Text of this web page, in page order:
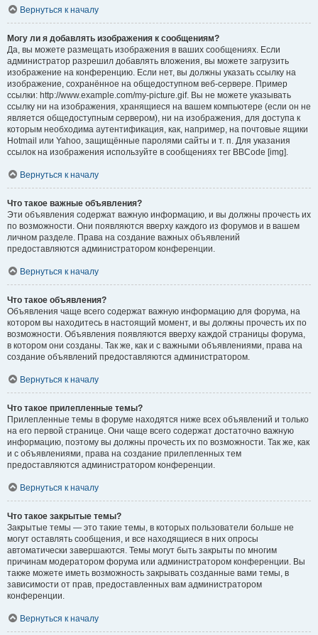
Вернуться к началу
Могу ли я добавлять изображения к сообщениям?
Да, вы можете размещать изображения в ваших сообщениях. Если
администратор разрешил добавлять вложения, вы можете загрузить
изображение на конференцию. Если нет, вы должны указать ссылку на
изображение, сохранённое на общедоступном веб-сервере. Пример
ссылки: http://www.example.com/my-picture.gif. Вы не можете указывать
ссылку ни на изображения, хранящиеся на вашем компьютере (если он не
является общедоступным сервером), ни на изображения, для доступа к
которым необходима аутентификация, как, например, на почтовые ящики
Hotmail или Yahoo, защищённые паролями сайты и т. п. Для указания
ссылок на изображения используйте в сообщениях тег BBCode [img].
Вернуться к началу
Что такое важные объявления?
Эти объявления содержат важную информацию, и вы должны прочесть их
по возможности. Они появляются вверху каждого из форумов и в вашем
личном разделе. Права на создание важных объявлений
предоставляются администратором конференции.
Вернуться к началу
Что такое объявления?
Объявления чаще всего содержат важную информацию для форума, на
котором вы находитесь в настоящий момент, и вы должны прочесть их по
возможности. Объявления появляются вверху каждой страницы форума,
в котором они созданы. Так же, как и с важными объявлениями, права на
создание объявлений предоставляются администратором.
Вернуться к началу
Что такое прилепленные темы?
Прилепленные темы в форуме находятся ниже всех объявлений и только
на его первой странице. Они чаще всего содержат достаточно важную
информацию, поэтому вы должны прочесть их по возможности. Так же, как
и с объявлениями, права на создание прилепленных тем
предоставляются администратором конференции.
Вернуться к началу
Что такое закрытые темы?
Закрытые темы — это такие темы, в которых пользователи больше не
могут оставлять сообщения, и все находящиеся в них опросы
автоматически завершаются. Темы могут быть закрыты по многим
причинам модератором форума или администратором конференции. Вы
также можете иметь возможность закрывать созданные вами темы, в
зависимости от прав, предоставленных вам администратором
конференции.
Вернуться к началу